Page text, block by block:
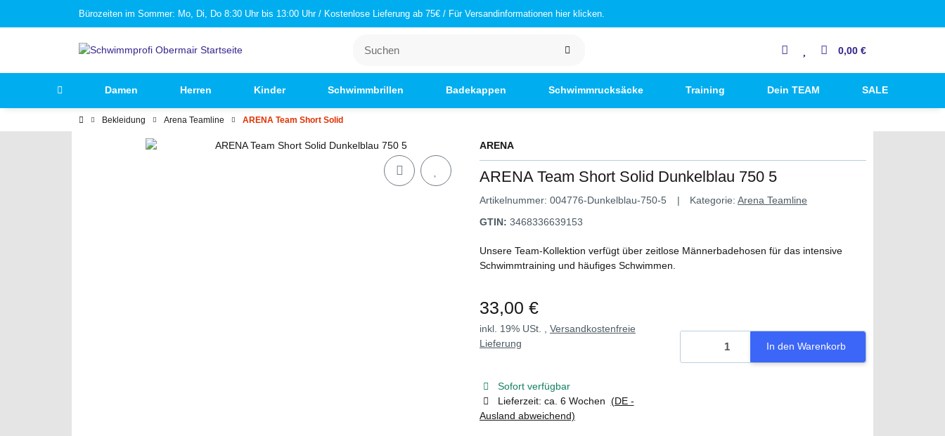
Bürozeiten im Sommer: Mo, Di, Do 8:30 Uhr bis 13:00 Uhr / Kostenlose Lieferung ab 75€ / Für Versandinformationen hier klicken.
0,00 €
Damen Herren Kinder Schwimmbrillen Badekappen Schwimmrucksäcke Training Dein TEAM SALE
Bekleidung Arena Teamline ARENA Team Short Solid
ARENA
ARENA Team Short Solid Dunkelblau 750 5
Artikelnummer: 004776-Dunkelblau-750-5 Kategorie: Arena Teamline
GTIN: 3468336639153
Unsere Team-Kollektion verfügt über zeitlose Männerbadehosen für das intensive
Schwimmtraining und häufiges Schwimmen.
33,00 €
inkl. 19% USt. , Versandkostenfreie
Lieferung
Sofort verfügbar
Lieferzeit: ca. 6 Wochen (DE -
Ausland abweichend)
In den Warenkorb